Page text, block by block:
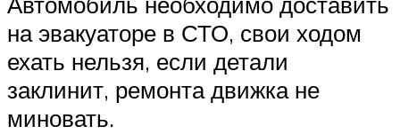
на эвакуаторе в СТО, свои ходом
ехать нельзя, если детали
заклинит, ремонта движка не
миновать.